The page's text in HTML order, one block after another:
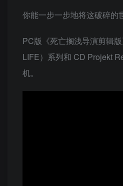
你能一步一步地将这破碎的
PC版《死亡搁浅导演剪辑
LIFE）系列和 CD Projekt
机。